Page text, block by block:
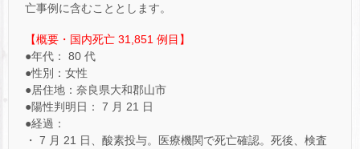
亡事例に含むこととします。
【概要・国内死亡 31,851 例目】
●年代： 80 代
●性別：女性
●居住地：奈良県大和郡山市
●陽性判明日： 7 月 21 日
●経過：
・ 7 月 21 日、酸素投与。医療機関で死亡確認。死後、検査